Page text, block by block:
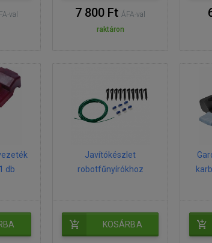
val
7 800 FtÁFA-val
raktáron
db
Javítókészlet
robotfűnyírókhoz
KOSÁRBA